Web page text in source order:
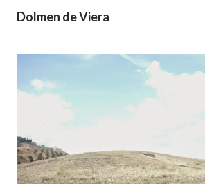
Dolmen de Viera